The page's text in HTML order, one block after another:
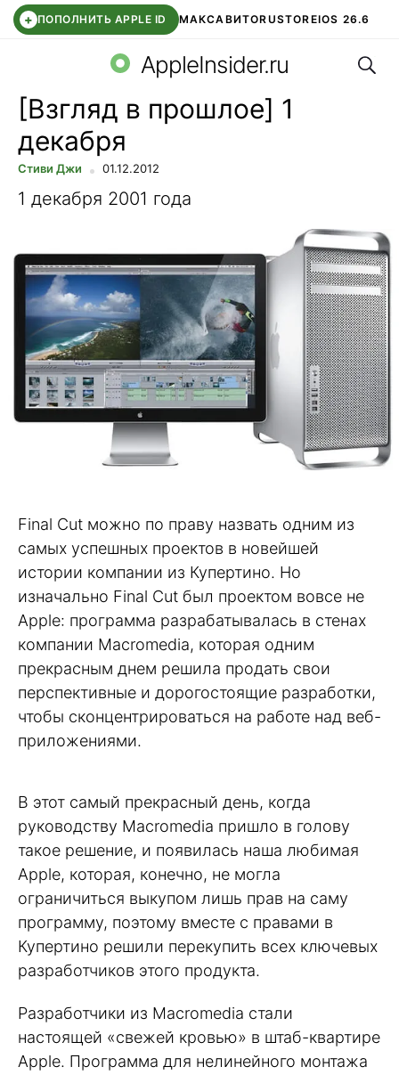
+ ПОПОЛНИТЬ APPLE ID МАКСАВИТОRUSTOREIOS 26.6
СБЕР КИДС ВТБ ОНЛАЙН ЧАТ В ROBLOX
AppleInsider.ru
[Взгляд в прошлое] 1
декабря
Стиви Джи 01.12.2012
1 декабря 2001 года
Final Cut можно по праву назвать одним из
самых успешных проектов в новейшей
истории компании из Купертино. Но
изначально Final Cut был проектом вовсе не
Apple: программа разрабатывалась в стенах
компании Macromedia, которая одним
прекрасным днем решила продать свои
перспективные и дорогостоящие разработки,
чтобы сконцентрироваться на работе над веб-
приложениями.
В этот самый прекрасный день, когда
руководству Macromedia пришло в голову
такое решение, и появилась наша любимая
Apple, которая, конечно, не могла
ограничиться выкупом лишь прав на саму
программу, поэтому вместе с правами в
Купертино решили перекупить всех ключевых
разработчиков этого продукта.
Разработчики из Macromedia стали
настоящей «свежей кровью» в штаб-квартире
Apple. Программа для нелинейного монтажа